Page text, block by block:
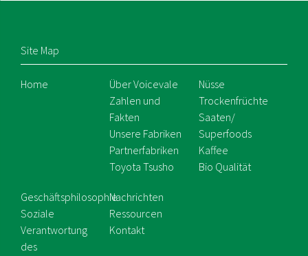
Site Map
Home
Über Voicevale
Zahlen und
Fakten
Unsere Fabriken
Partnerfabriken
Toyota Tsusho
Nüsse
Trockenfrüchte
Saaten/
Superfoods
Kaffee
Bio Qualität
Geschäftsphilosophie
Soziale
Verantwortung
des
Nachrichten
Ressourcen
Kontakt